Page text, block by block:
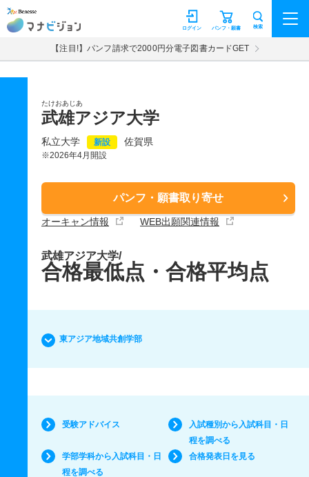
マナビジョン パンフ・願書
ログイン 検索
【注目!】パンフ請求で2000円分電子図書カードGET
たけおあじあ
武雄アジア大学
私立大学 新設 佐賀県
※2026年4月開設
パンフ・願書取り寄せ
オーキャン情報 WEB出願関連情報
武雄アジア大学/
合格最低点・合格平均点
東アジア地域共創学部
受験アドバイス
入試種別から入試科目・日
程を調べる
学部学科から入試科目・日
程を調べる
合格発表日を見る